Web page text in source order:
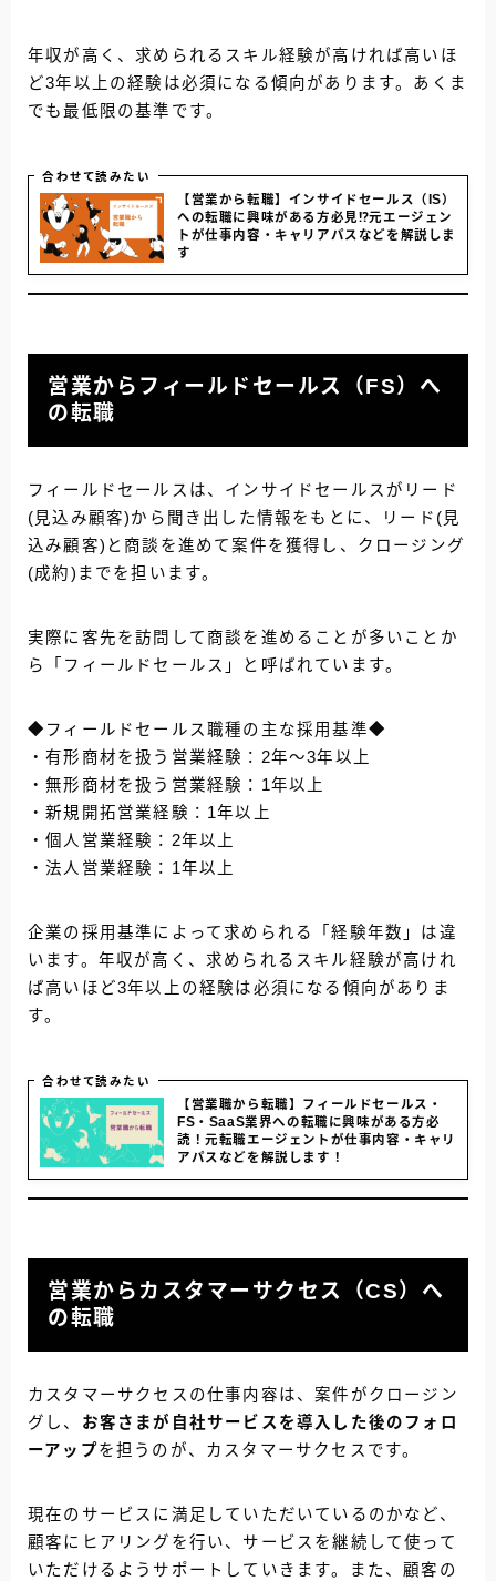
年収が高く、求められるスキル経験が高ければ高いほ
ど3年以上の経験は必須になる傾向があります。 あくま
でも最低限の基準です。
合わせて読みたい
【営業から転職】インサイドセールス（IS）
への転職に興味がある方必見⁉︎元エージェン
トが仕事内容・キャリアパスなどを解説しま
す
営業からフィールドセールス（FS）へ
の転職
フィールドセールスは、インサイドセールスがリード
(見込み顧客)から聞き出した情報をもとに、
リード(見
込み顧客)と商談を進めて案件を獲得 し 、 クロージング
(成約)までを担います。
実際に客先を訪問して商談を進めることが多いことか
ら「フィールドセールス」と呼ばれています。
◆フィールドセールス職種の主な採用基準◆
・有形商材を扱う営業経験：2年〜3年以上
・無形商材を扱う営業経験：1年以上
・新規開拓営業経験：1年以上
・個人営業経験：2年以上
・法人営業経験：1年以上
企業の採用基準によって求められる「経験年数」は違
います。年収が高く、求められるスキル経験が高けれ
ば高いほど3年以上の経験は必須になる傾向がありま
す。
合わせて読みたい
【営業職から転職】フィールドセールス・
FS・SaaS業界への転職に興味がある方必
読！元転職エージェントが仕事内容・キャリ
アパスなどを解説します！
営業からカスタマーサクセス（CS）へ
の転職
カスタマーサクセスの仕事内容は、案件がクロージン
グし、 お客さまが自社サービスを導入した後のフォロ
ーアップを担うのが、カスタマーサクセスです。
現在のサービスに満足していただいているのかなど、
顧客にヒアリングを行い、サービスを継続して使って
いただけるようサポートしていきます。また、顧客の